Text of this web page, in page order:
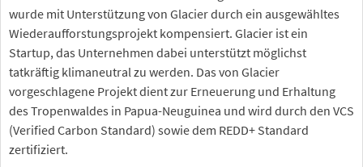
wurde mit Unterstützung von Glacier durch ein ausgewähltes
Wiederaufforstungsprojekt kompensiert. Glacier ist ein
Startup, das Unternehmen dabei unterstützt möglichst
tatkräftig klimaneutral zu werden. Das von Glacier
vorgeschlagene Projekt dient zur Erneuerung und Erhaltung
des Tropenwaldes in Papua-Neuguinea und wird durch den VCS
(Verified Carbon Standard) sowie dem REDD+ Standard
zertifiziert.